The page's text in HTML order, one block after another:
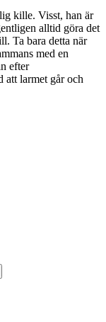
kille. Visst, han är
alltid göra det
Ta bara detta när
med en
efter
att larmet går och